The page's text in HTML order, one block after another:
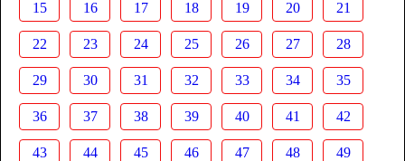
15 16 17 18 19 20 21
22 23 24 25 26 27 28
29 30 31 32 33 34 35
36 37 38 39 40 41 42
43 44 45 46 47 48 49